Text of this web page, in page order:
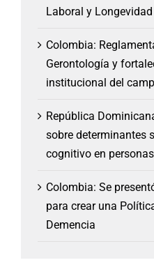
Laboral y Longevidad
Colombia:
Gerontología y
institucional del
República
sobre determinantes
cognitivo en
Colombia: Se
para crear una
Demencia